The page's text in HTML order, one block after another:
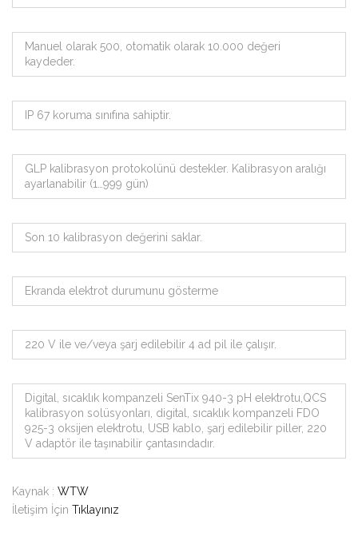
Manuel olarak 500, otomatik olarak 10.000 değeri
kaydeder.
IP 67 koruma sınıfına sahiptir.
GLP kalibrasyon protokolünü destekler. Kalibrasyon aralığı
ayarlanabilir (1…999 gün)
Son 10 kalibrasyon değerini saklar.
Ekranda elektrot durumunu gösterme
220 V ile ve/veya şarj edilebilir 4 ad pil ile çalışır.
Digital, sıcaklık kompanzeli SenTix 940-3 pH elektrotu,QCS
kalibrasyon solüsyonları, digital, sıcaklık kompanzeli FDO
925-3 oksijen elektrotu, USB kablo, şarj edilebilir piller, 220
V adaptör ile taşınabilir çantasındadır.
Kaynak : WTW
İletişim İçin Tıklayınız